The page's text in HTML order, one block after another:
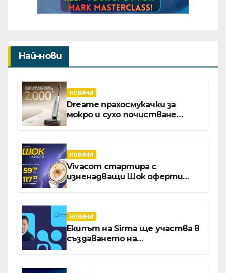
Най-нови
НОВИНИ
Dreame прахосмукачки за
мокро и сухо почистване
НОВИНИ
Vivacom стартира с
изненадващи Шок оферти
НОВИНИ
Екипът на Sirma ще участва в
създаването на